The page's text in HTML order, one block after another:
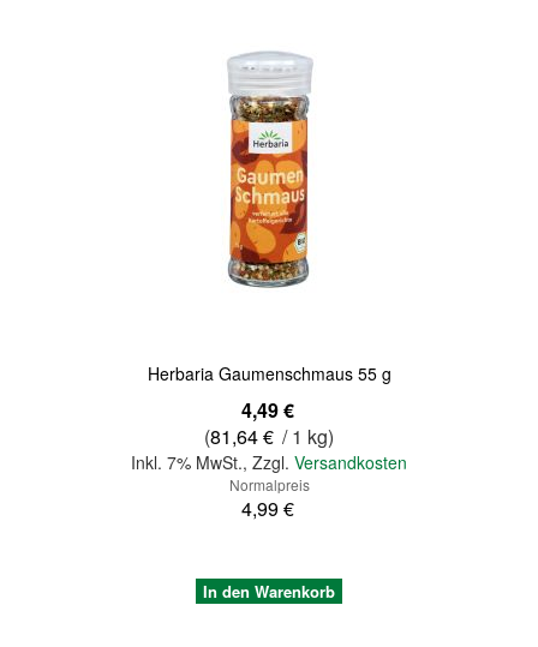
Herbaria Gaumenschmaus 55 g
4,49 €
(81,64 € / 1 kg)
Inkl. 7% MwSt., Zzgl. Versandkosten
Normalpreis
4,99 €
In den Warenkorb